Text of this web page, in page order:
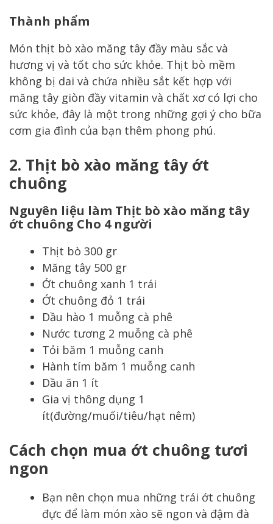
Thành phẩm
Món thịt bò xào măng tây đầy màu sắc và
hương vị và tốt cho sức khỏe. Thịt bò mềm
không bị dai và chứa nhiều sắt kết hợp với
măng tây giòn đầy vitamin và chất xơ có lợi cho
sức khỏe, đây là một trong những gợi ý cho bữa
cơm gia đình của bạn thêm phong phú.
2. Thịt bò xào măng tây ớt
chuông
Nguyên liệu làm Thịt bò xào măng tây
ớt chuông Cho 4 người
Thịt bò 300 gr
Măng tây 500 gr
Ớt chuông xanh 1 trái
Ớt chuông đỏ 1 trái
Dầu hào 1 muỗng cà phê
Nước tương 2 muỗng cà phê
Tỏi băm 1 muỗng canh
Hành tím băm 1 muỗng canh
Dầu ăn 1 ít
Gia vị thông dụng 1
ít(đường/muối/tiêu/hạt nêm)
Cách chọn mua ớt chuông tươi
ngon
Bạn nên chọn mua những trái ớt chuông
đực để làm món xào sẽ ngon và đậm đà